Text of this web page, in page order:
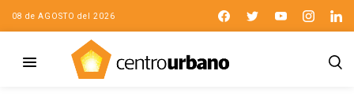
08 de AGOSTO del 2026